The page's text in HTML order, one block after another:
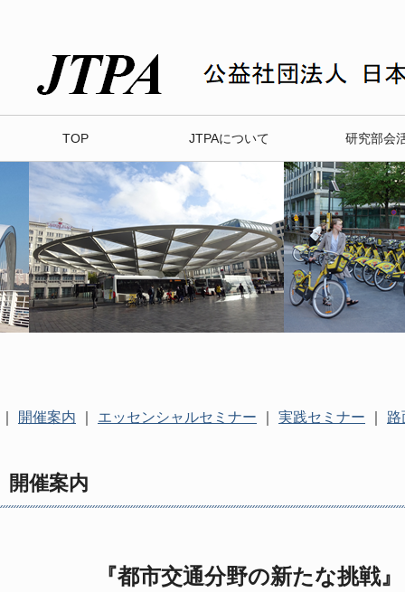
TOP JTPAについて 研究部会
開催案内 エッセンシャルセミナー 実践セミナー 路
開催案内
『都市交通分野の新たな挑戦